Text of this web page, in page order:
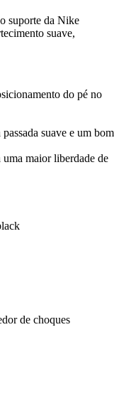
suporte da Nike
suave,
do pé no
suave e um bom
maior liberdade de
de choques